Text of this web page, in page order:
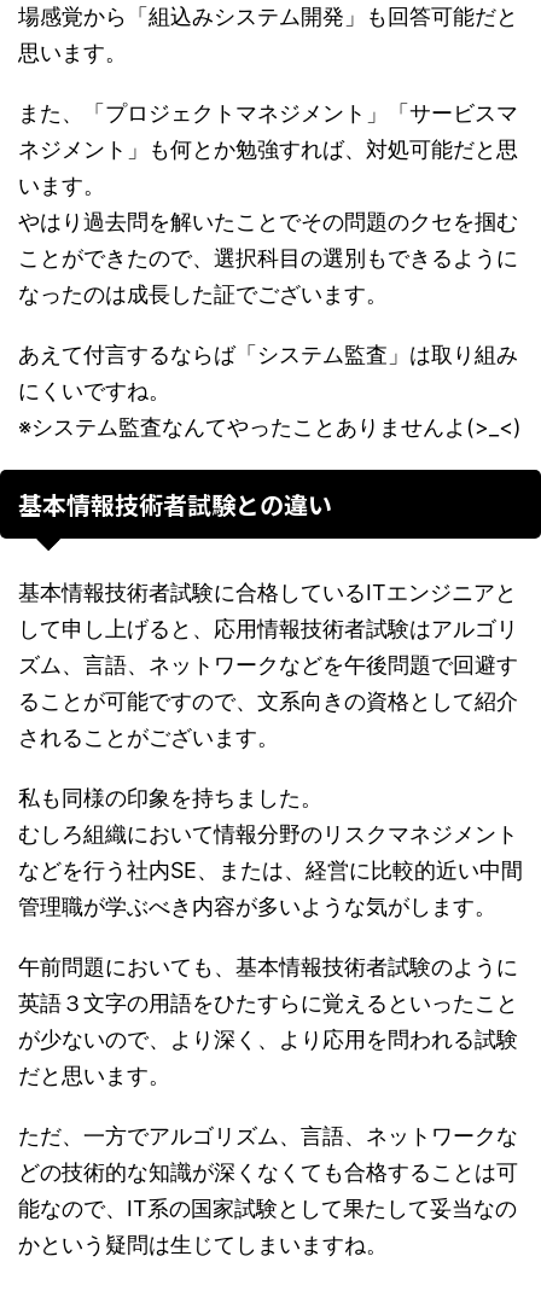
場感覚から「組込みシステム開発」も回答可能だと
思います。
また、「プロジェクトマネジメント」「サービスマ
ネジメント」も何とか勉強すれば、対処可能だと思
います。
やはり過去問を解いたことでその問題のクセを掴む
ことができたので、選択科目の選別もできるように
なったのは成長した証でございます。
あえて付言するならば「システム監査」は取り組み
にくいですね。
※システム監査なんてやったことありませんよ(>_<)
基本情報技術者試験との違い
基本情報技術者試験に合格しているITエンジニアと
して申し上げると、応用情報技術者試験はアルゴリ
ズム、言語、ネットワークなどを午後問題で回避す
ることが可能ですので、文系向きの資格として紹介
されることがございます。
私も同様の印象を持ちました。
むしろ組織において情報分野のリスクマネジメント
などを行う社内SE、または、経営に比較的近い中間
管理職が学ぶべき内容が多いような気がします。
午前問題においても、基本情報技術者試験のように
英語３文字の用語をひたすらに覚えるといったこと
が少ないので、より深く、より応用を問われる試験
だと思います。
ただ、一方でアルゴリズム、言語、ネットワークな
どの技術的な知識が深くなくても合格することは可
能なので、IT系の国家試験として果たして妥当なの
かという疑問は生じてしまいますね。